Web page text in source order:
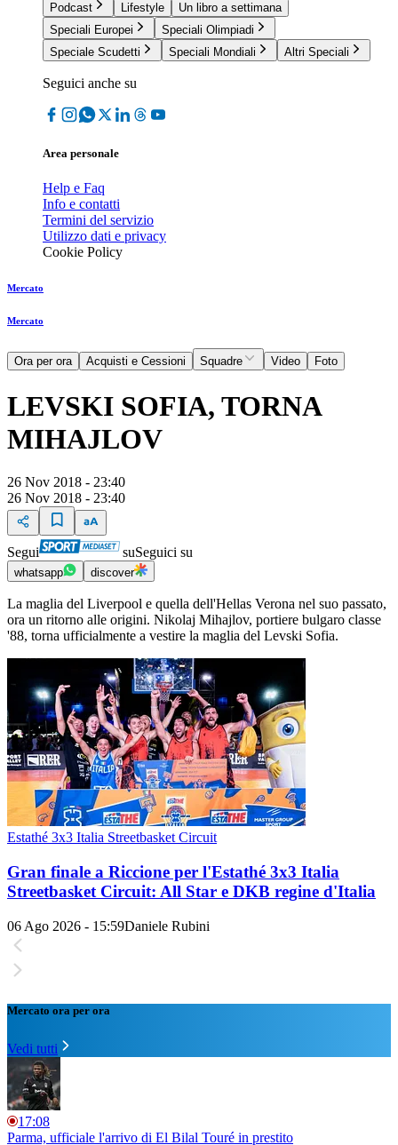
Podcast
Lifestyle
Un libro a settimana
Speciali Europei
Speciali Olimpiadi
Speciale Scudetti
Speciali Mondiali Altri Speciali
Seguici anche su
Area personale
Help e Faq
Info e contatti
Termini del servizio
Utilizzo dati e privacy
Cookie Policy
Mercato
Mercato
Ora per ora Acquisti e Cessioni Squadre Video Foto
LEVSKI SOFIA, TORNA
MIHAJLOV
26 Nov 2018 - 23:40
26 Nov 2018 - 23:40
Segui suSeguici su
whatsapp discover
La maglia del Liverpool e quella dell'Hellas Verona nel suo passato,
ora un ritorno alle origini. Nikolaj Mihajlov, portiere bulgaro classe
'88, torna ufficialmente a vestire la maglia del Levski Sofia.
Estathé 3x3 Italia Streetbasket Circuit
Gran finale a Riccione per l'Estathé 3x3 Italia
Streetbasket Circuit: All Star e DKB regine d'Italia
06 Ago 2026 - 15:59Daniele Rubini
Mercato ora per ora
Vedi tutti
17:08
Parma, ufficiale l'arrivo di El Bilal Touré in prestito